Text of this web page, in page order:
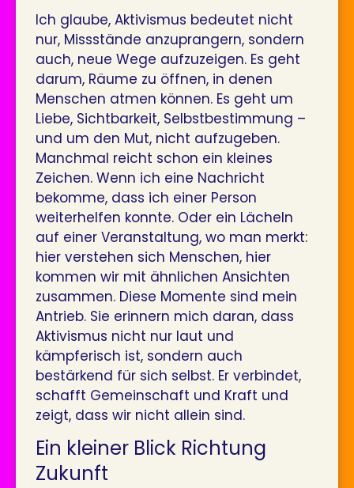
Ich glaube, Aktivismus bedeutet nicht
nur, Missstände anzuprangern, sondern
auch, neue Wege aufzuzeigen. Es geht
darum, Räume zu öffnen, in denen
Menschen atmen können. Es geht um
Liebe, Sichtbarkeit, Selbstbestimmung –
und um den Mut, nicht aufzugeben.
Manchmal reicht schon ein kleines
Zeichen. Wenn ich eine Nachricht
bekomme, dass ich einer Person
weiterhelfen konnte. Oder ein Lächeln
auf einer Veranstaltung, wo man merkt:
hier verstehen sich Menschen, hier
kommen wir mit ähnlichen Ansichten
zusammen. Diese Momente sind mein
Antrieb. Sie erinnern mich daran, dass
Aktivismus nicht nur laut und
kämpferisch ist, sondern auch
bestärkend für sich selbst. Er verbindet,
schafft Gemeinschaft und Kraft und
zeigt, dass wir nicht allein sind.
Ein kleiner Blick Richtung
Zukunft